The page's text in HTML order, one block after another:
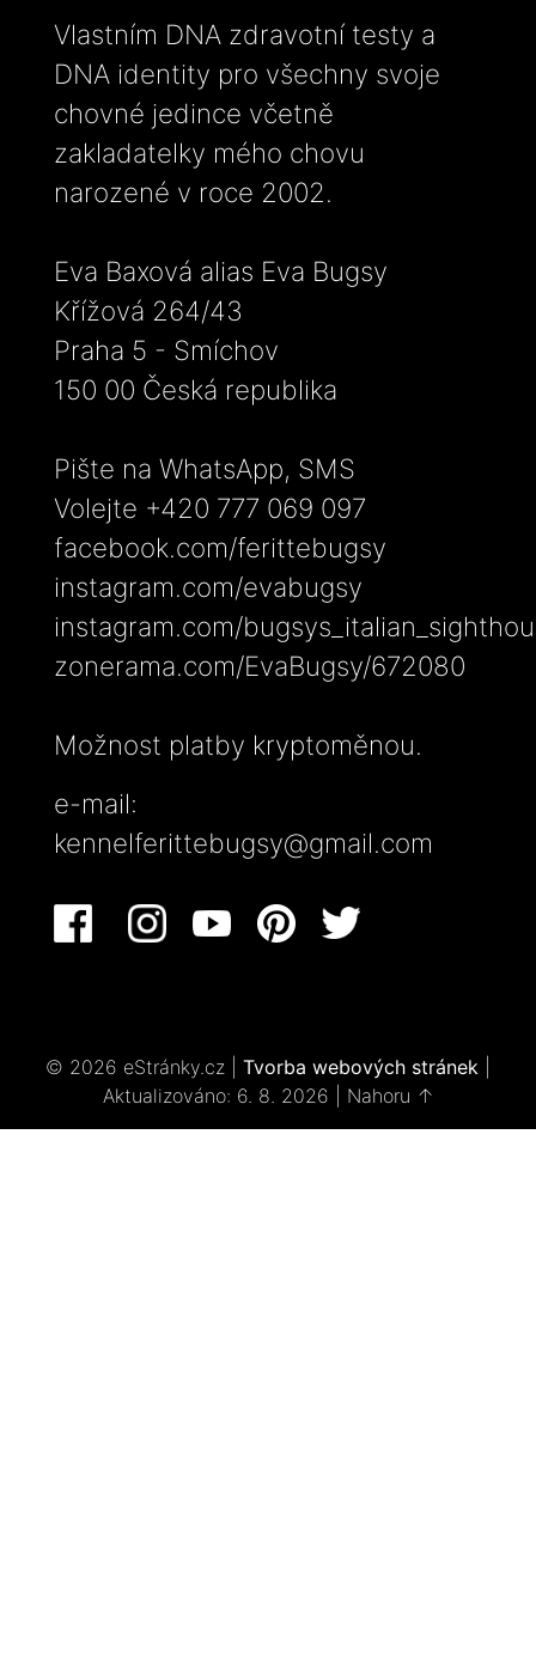
Vlastním DNA zdravotní testy a
DNA identity pro všechny svoje
chovné jedince včetně
zakladatelky mého chovu
narozené v roce 2002.
Eva Baxová alias Eva Bugsy
Křížová 264/43
Praha 5 - Smíchov
150 00 Česká republika
Pište na WhatsApp, SMS
Volejte +420 777 069 097
facebook.com/ferittebugsy
instagram.com/evabugsy
instagram.com/
zonerama.com/EvaBugsy/672080
Možnost platby kryptoměnou.
e-mail:
kennelferittebugsy@gmail.com
© 2026 eStránky.cz Tvorba webových stránek
Aktualizováno: 6. 8. 2026
Nahoru ↑